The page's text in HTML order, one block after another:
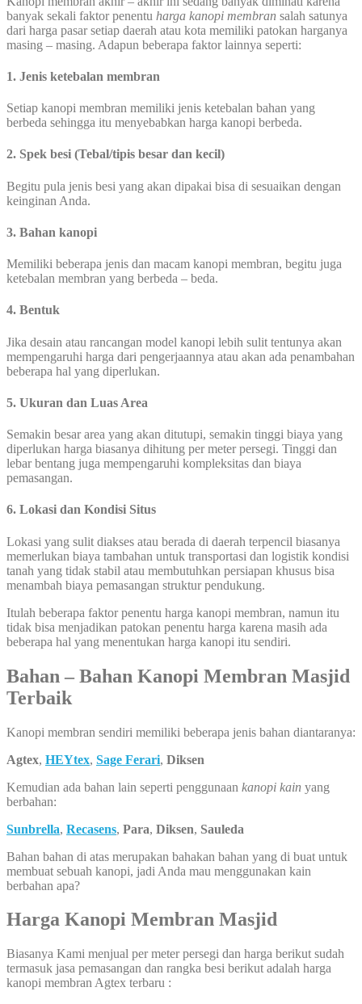
banyak sekali faktor penentu harga kanopi membran salah satunya
dari harga pasar setiap daerah atau kota memiliki patokan harganya
masing – masing. Adapun beberapa faktor lainnya seperti:
1. Jenis ketebalan membran
Setiap kanopi membran memiliki jenis ketebalan bahan yang
berbeda sehingga itu menyebabkan harga kanopi berbeda.
2. Spek besi (Tebal/tipis besar dan kecil)
Begitu pula jenis besi yang akan dipakai bisa di sesuaikan dengan
keinginan Anda.
3. Bahan kanopi
Memiliki beberapa jenis dan macam kanopi membran, begitu juga
ketebalan membran yang berbeda – beda.
4. Bentuk
Jika desain atau rancangan model kanopi lebih sulit tentunya akan
mempengaruhi harga dari pengerjaannya atau akan ada penambahan
beberapa hal yang diperlukan.
5. Ukuran dan Luas Area
Semakin besar area yang akan ditutupi, semakin tinggi biaya yang
diperlukan harga biasanya dihitung per meter persegi. Tinggi dan
lebar bentang juga mempengaruhi kompleksitas dan biaya
pemasangan.
6. Lokasi dan Kondisi Situs
Lokasi yang sulit diakses atau berada di daerah terpencil biasanya
memerlukan biaya tambahan untuk transportasi dan logistik kondisi
tanah yang tidak stabil atau membutuhkan persiapan khusus bisa
menambah biaya pemasangan struktur pendukung.
Itulah beberapa faktor penentu harga kanopi membran, namun itu
tidak bisa menjadikan patokan penentu harga karena masih ada
beberapa hal yang menentukan harga kanopi itu sendiri.
Bahan – Bahan Kanopi Membran Masjid
Terbaik
Kanopi membran sendiri memiliki beberapa jenis bahan diantaranya:
Agtex, HEYtex, Sage Ferari, Diksen
Kemudian ada bahan lain seperti penggunaan kanopi kain yang
berbahan:
Sunbrella, Recasens, Para, Diksen, Sauleda
Bahan bahan di atas merupakan bahakan bahan yang di buat untuk
membuat sebuah kanopi, jadi Anda mau menggunakan kain
berbahan apa?
Harga Kanopi Membran Masjid
Biasanya Kami menjual per meter persegi dan harga berikut sudah
termasuk jasa pemasangan dan rangka besi berikut adalah harga
kanopi membran Agtex terbaru :